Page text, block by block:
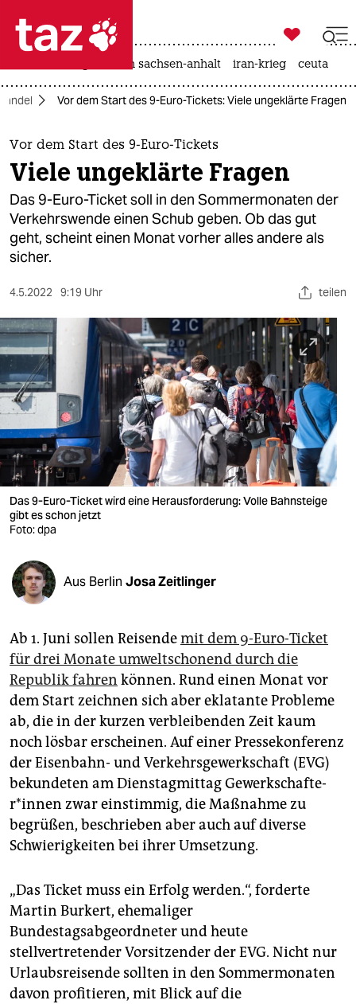
 taz zahl ich
taz zahl ich
themen
politik
öko
gesellschaft
kultur
sport
berlin
nord
wahrheit
verlag
verlag
veranstaltungen
shop
fragen & hilfe
abo
genossenschaft
epaper login

taz zahl ich
landtagswahl in sachsen-anhalt iran-krieg ceuta
Vor dem Start des 9-Euro-Tickets: Viele ungeklärte Fragen
Vor dem Start des 9-Euro-Tickets
Viele ungeklärte Fragen
Das 9-Euro-Ticket soll in den Sommermonaten der
Verkehrswende einen Schub geben. Ob das gut
geht, scheint einen Monat vorher alles andere als
sicher.
4.5.2022 9:19 Uhr teilen
Das 9-Euro-Ticket wird eine Herausforderung: Volle Bahnsteige
gibt es schon jetzt
Foto: dpa
Aus Berlin Josa Zeitlinger
Ab 1. Juni sollen Reisendemit dem 9-Euro-Ticket
für drei Monate umweltschonend durch die
Republik fahren können. Rund einen Monat vor
dem Start zeichnen sich aber eklatante Probleme
ab, die in der kurzen verbleibenden Zeit kaum
noch lösbar erscheinen. Auf einer Pressekonferenz
der Eisenbahn- und Verkehrsgewerkschaft (EVG)
bekundeten am Dienstagmittag Ge­werk­schaf­te­
r*in­nen zwar einstimmig, die Maßnahme zu
begrüßen, beschrieben aber auch auf diverse
Schwierigkeiten bei ihrer Umsetzung.
„Das Ticket muss ein Erfolg werden.“, forderte
Martin Burkert, ehemaliger
Bundestagsabgeordneter und heute
stellvertretender Vorsitzender der EVG. Nicht nur
Urlaubsreisende sollten in den Sommermonaten
davon profitieren, mit Blick auf die